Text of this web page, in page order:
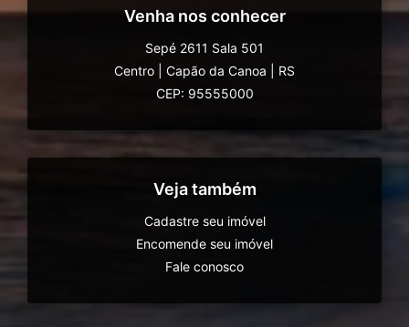
Venha nos conhecer
Sepé 2611 Sala 501
Centro
Capão da Canoa
RS
CEP: 95555000
Veja também
Cadastre seu imóvel
Encomende seu imóvel
Fale conosco